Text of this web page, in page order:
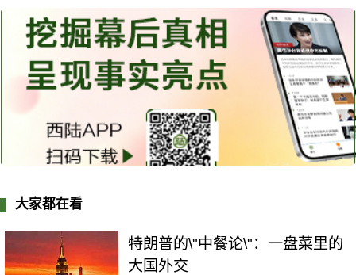
大家都在看
特朗普的\"中餐论\"：一盘菜里的
大国外交